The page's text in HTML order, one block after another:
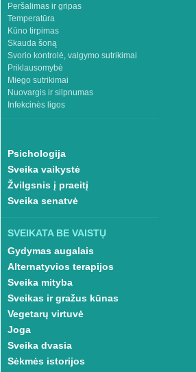
Peršalimas ir gripas
Temperatūra
Kūno tirpimas
Skauda šoną
Svorio kontrolė, valgymo sutrikimai
Priklausomybė
Miego sutrikimai
Nuovargis ir silpnumas
Infekcinės ligos
Psichologija
Sveika vaikystė
Žvilgsnis į praeitį
Sveika senatvė
SVEIKATA BE VAISTŲ
Gydymas augalais
Alternatyvios terapijos
Sveika mityba
Sveikas ir gražus kūnas
Vegetarų virtuvė
Joga
Sveika dvasia
Sėkmės istorijos